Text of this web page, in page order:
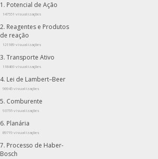
Potencial de Ação
147551 visualizações
Reagentes e Produtos
de reação
121189 visualizações
Transporte Ativo
118469 visualizações
Lei de Lambert–Beer
96945 visualizações
Comburente
93755 visualizações
Planária
89719 visualizações
Processo de Haber-
Bosch